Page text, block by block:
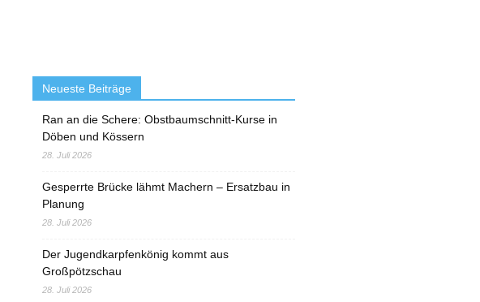
Neueste Beiträge
Ran an die Schere: Obstbaumschnitt-Kurse in
Döben und Kössern
28. Juli 2026
Gesperrte Brücke lähmt Machern – Ersatzbau in
Planung
28. Juli 2026
Der Jugendkarpfenkönig kommt aus
Großpötzschau
28. Juli 2026